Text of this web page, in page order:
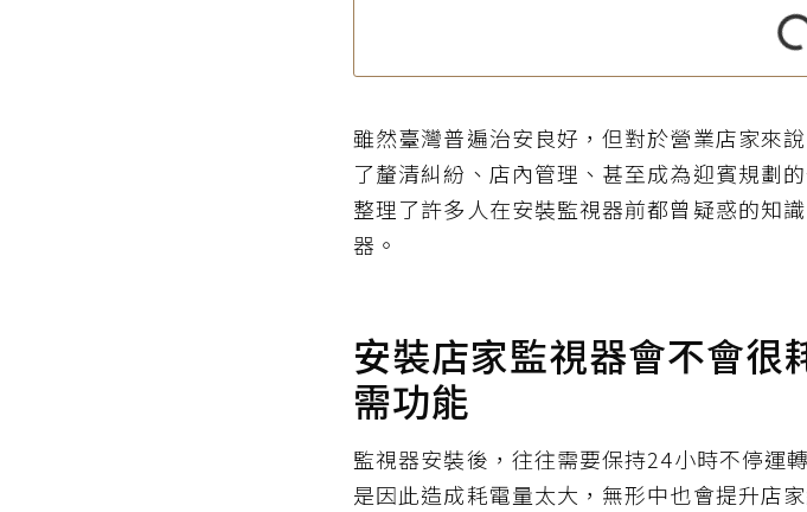
雖然臺灣普遍治安良好，但對於營業店家來
了釐清糾紛、店內管理、甚至成為迎賓規劃
整理了許多人在安裝監視器前都曾疑惑的知
器。
安裝店家監視器會不會很
需功能
監視器安裝後，往往需要保持24小時不停運
是因此造成耗電量太大，無形中也會提升店